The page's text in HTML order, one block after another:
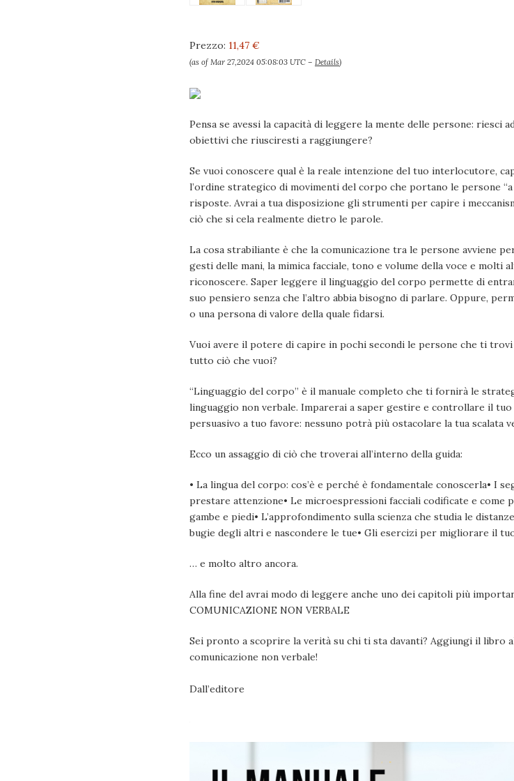
Prezzo: 11,47 €
(as of Mar 27,2024 05:08:03 UTC – Details)
Pensa se avessi la capacità di leggere la mente delle persone: riesci
obiettivi che riusciresti a raggiungere?
Se vuoi conoscere qual è la reale intenzione del tuo interlocutore,
l’ordine strategico di movimenti del corpo che portano le persone
risposte. Avrai a tua disposizione gli strumenti per capire i
ciò che si cela realmente dietro le parole.
La cosa strabiliante è che la comunicazione tra le persone avviene
gesti delle mani, la mimica facciale, tono e volume della voce e
riconoscere. Saper leggere il linguaggio del corpo permette di
suo pensiero senza che l’altro abbia bisogno di parlare. Oppure,
o una persona di valore della quale fidarsi.
Vuoi avere il potere di capire in pochi secondi le persone che ti
tutto ciò che vuoi?
“Linguaggio del corpo” è il manuale completo che ti fornirà le
linguaggio non verbale. Imparerai a saper gestire e controllare il
persuasivo a tuo favore: nessuno potrà più ostacolare la tua scalata
Ecco un assaggio di ciò che troverai all’interno della guida:
• La lingua del corpo: cos’è e perché è fondamentale conoscerla• I
prestare attenzione• Le microespressioni facciali codificate e come
gambe e piedi• L’approfondimento sulla scienza che studia le
bugie degli altri e nascondere le tue• Gli esercizi per migliorare il
… e molto altro ancora.
Alla fine del avrai modo di leggere anche uno dei capitoli più
COMUNICAZIONE NON VERBALE
Sei pronto a scoprire la verità su chi ti sta davanti? Aggiungi il
comunicazione non verbale!
Dall’editore